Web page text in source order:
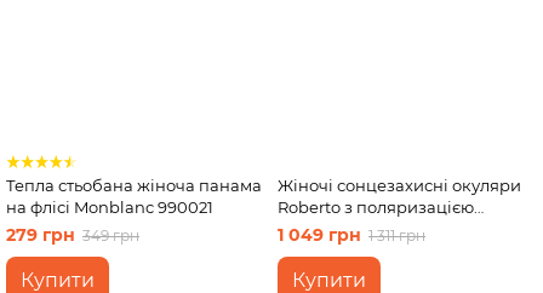
Тепла стьобана жіноча панама
на флісі Monblanc 990021
279 грн 349 грн
Купити
Жіночі сонцезахисні окуляри
Roberto з поляризацією
RM8456 113060
1 049 грн 1 311 грн
Купити